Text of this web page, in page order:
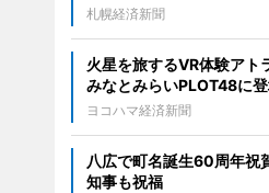
札幌経済新聞
火星を旅するVR体験ア
みなとみらいPLOT48に
ヨコハマ経済新聞
八広で町名誕生60周年
知事も祝福